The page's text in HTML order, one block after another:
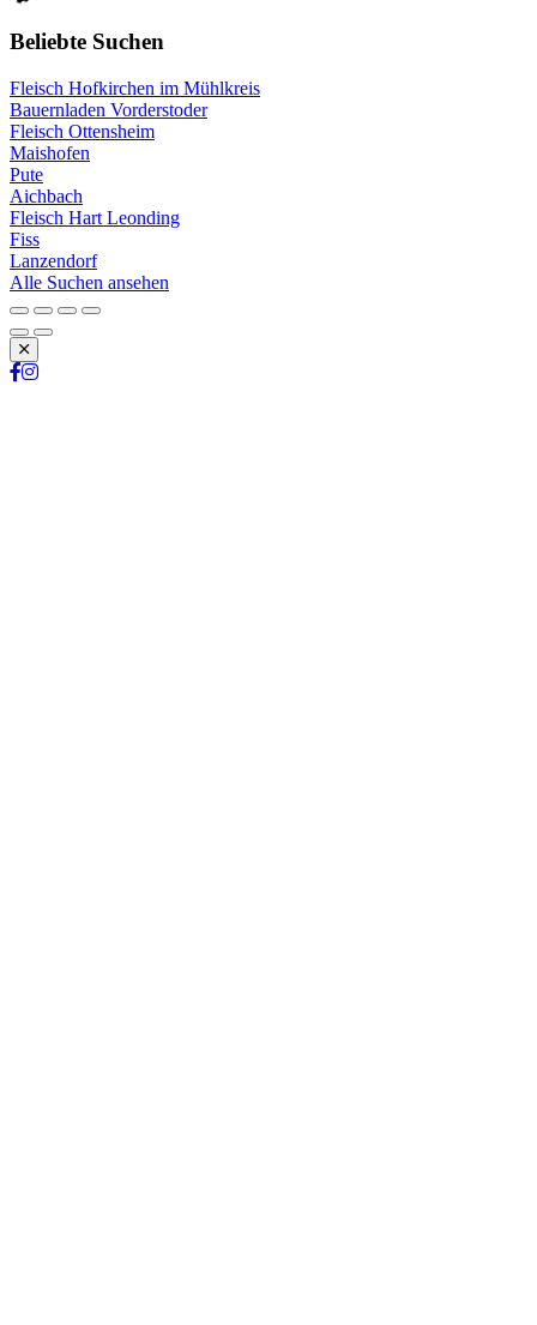
Beliebte Suchen
Fleisch Hofkirchen im Mühlkreis
Bauernladen Vorderstoder
Fleisch Ottensheim
Maishofen
Pute
Aichbach
Fleisch Hart Leonding
Fiss
Lanzendorf
Alle Suchen ansehen
Schließen